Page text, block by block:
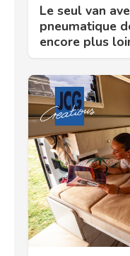
Le seul van
pneumatique
encore plus